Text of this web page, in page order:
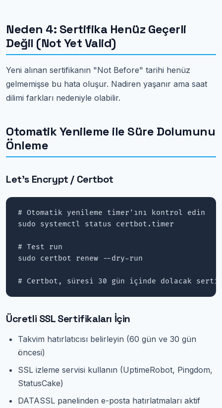
Neden 4: Sertifika Henüz Geçerli
Değil (Not Yet Valid)
Yeni alınan sertifikanın "Not Before" tarihi henüz
gelmemişse bu hata oluşur. Nadiren yaşanır ama saat
dilimi farkları nedeniyle olabilir.
Otomatik Yenileme ile Süre Dolumunu
Önleme
Let's Encrypt / Certbot
# Otomatik yenileme timer'ını kontrol edin
sudo systemctl status certbot.timer
# Test run
sudo certbot renew --dry-run
# Certbot, süresi 30 gün içinde dolacak
Ücretli SSL Sertifikaları İçin
Takvim hatırlatıcısı belirleyin (60 gün ve 30 gün
öncesi)
SSL izleme servisi kullanın (UptimeRobot, Pingdom,
StatusCake)
DATASSL panelinden e-posta hatırlatmaları aktif